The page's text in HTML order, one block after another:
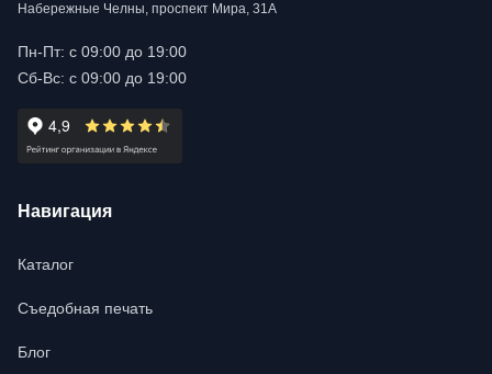
Набережные Челны, проспект Мира, 31А
Пн-Пт: с 09:00 до 19:00
Сб-Вс: с 09:00 до 19:00
Навигация
Каталог
Съедобная печать
Блог